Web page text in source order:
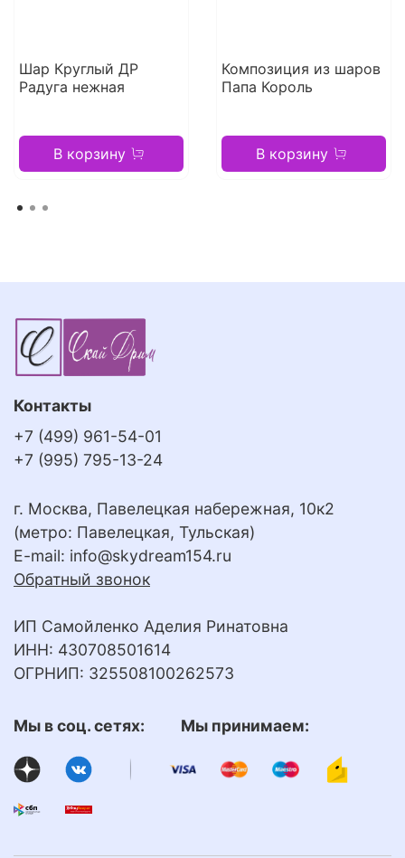
Шар Круглый ДР
Радуга нежная
В корзину
Композиция из шаров
Папа Король
В корзину
Контакты
+7 (499) 961-54-01
+7 (995) 795-13-24
г. Москва, Павелецкая набережная, 10к2
(метро: Павелецкая, Тульская)
E-mail: info@skydream154.ru
Обратный звонок
ИП Самойленко Аделия Ринатовна
ИНН: 430708501614
ОГРНИП: 325508100262573
Мы в соц. сетях: Мы принимаем: